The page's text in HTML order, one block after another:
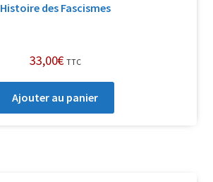
Histoire des Fascismes
33,00€ TTC
Ajouter au panier